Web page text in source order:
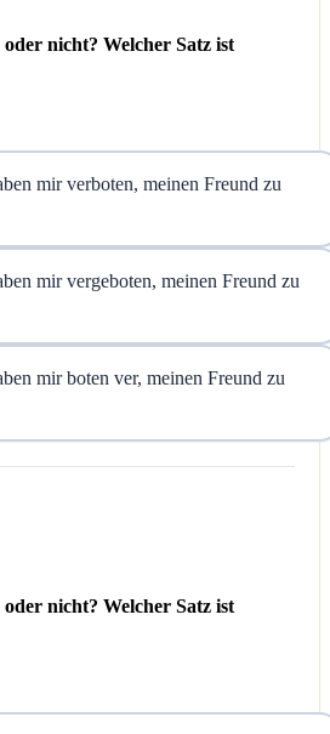
nicht? Welcher Satz ist
mir verboten, meinen Freund zu
mir vergeboten, meinen Freund zu
mir boten ver, meinen Freund zu
nicht? Welcher Satz ist